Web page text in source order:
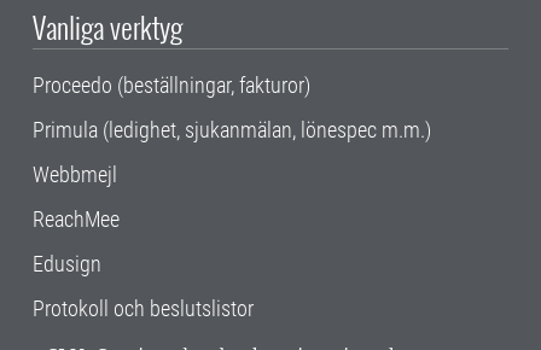
Vanliga verktyg
Proceedo (beställningar, fakturor)
Primula (ledighet, sjukanmälan, lönespec m.m.)
Webbmejl
ReachMee
Edusign
Protokoll och beslutslistor